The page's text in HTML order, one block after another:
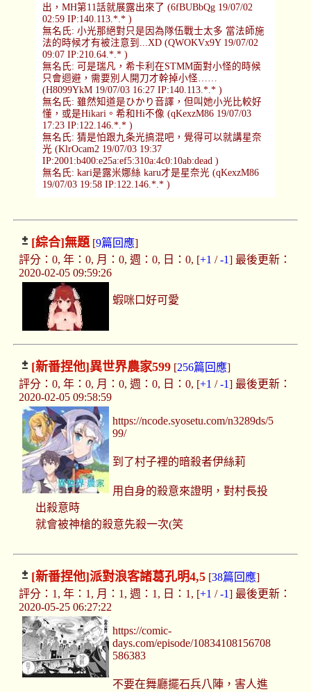
出，MH第11話就展露出來了 (6fBUBbQg 19/07/02
02:59 IP:140.113.*.* )
無名氏: 小光那絕對只是因為隊伍戰士太多 當法師施
法的時候才有被注意到...XD (QWOKVx9Y 19/07/02
09:07 IP:210.64.*.* )
無名氏: 可是瑞凡，希卡利在STMM面對小怪的時候
只會迴避，需要別人開刀才幹掉小怪……
(H8099YkM 19/07/03 16:27 IP:140.113.*.* )
無名氏: 雖然知道是ひかり音譯，但叫她小光比較好
懂，或是Hikari。希和Hi不像 (qKexzM86 19/07/03
17:23 IP:122.146.*.* )
無名氏: 猜是怕跟九条光搞混吧，覺得可以就講星奈
光 (KlrOcam2 19/07/03 19:37
IP:2001:b400:e25a:ef5:310a:4c0:10ab:dead )
無名氏: kari是露米娜絲 karu才是星奈光 (qKexzM86
19/07/03 19:58 IP:122.146.*.* )
[綜合]無題[9篇回應]
評分：0, 年：0, 月：0, 週：0, 日：0, [+1 /-1] 最後更新：
2020-02-05 09:59:26
蝦咪口好可愛
[新番捏他]異世界農家599[256篇回應]
評分：0, 年：0, 月：0, 週：0, 日：0, [+1 /-1] 最後更新：
2020-02-05 09:58:59
https://ncode.syosetu.com/n3289ds/5
99/
到了村子裡的暗殺者伊絲莉
用自身的殺意來證明，對村長投
出殺意時
就會被神槍的殺意先殺一次(笑
[新番捏他]派對浪客諸葛孔明4,5[38篇回應]
評分：1, 年：1, 月：1, 週：1, 日：1, [+1 /-1] 最後更新：
2020-05-25 06:27:22
https://comic-
days.com/episode/10834108156708
586383
不要在舞廳擺石兵八陣，害人進